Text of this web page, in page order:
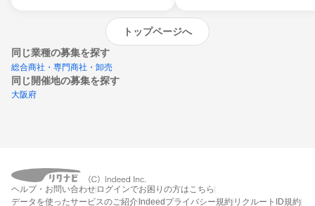
トップページへ
同じ業種の募集を探す
総合商社・専門商社・卸売
同じ開催地の募集を探す
大阪府
締切：なし
ヘルプ・お問い合わせ ログインでお困りの方はこちら
データを使ったサービスのご紹介 Indeedプライバシー規約 リクルートID規約